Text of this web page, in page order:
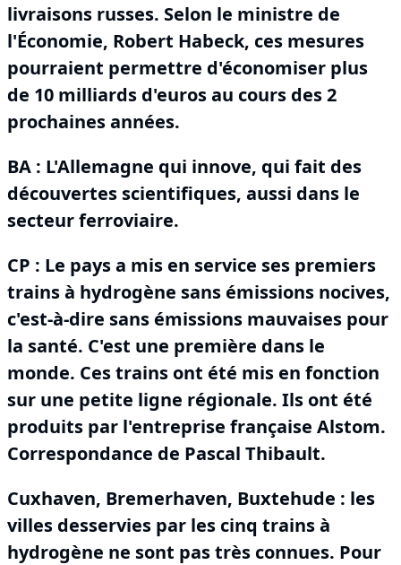
livraisons russes. Selon le ministre de
l'Économie, Robert Habeck, ces mesures
pourraient permettre d'économiser plus
de 10 milliards d'euros au cours des 2
prochaines années.
BA : L'Allemagne qui innove, qui fait des
découvertes scientifiques, aussi dans le
secteur ferroviaire.
CP : Le pays a mis en service ses premiers
trains à hydrogène sans émissions nocives,
c'est-à-dire sans émissions mauvaises pour
la santé. C'est une première dans le
monde. Ces trains ont été mis en fonction
sur une petite ligne régionale. Ils ont été
produits par l'entreprise française Alstom.
Correspondance de Pascal Thibault.
Cuxhaven, Bremerhaven, Buxtehude : les
villes desservies par les cinq trains à
hydrogène ne sont pas très connues. Pour